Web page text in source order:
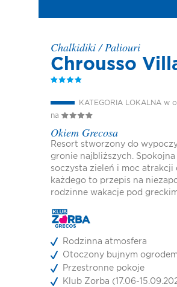
Chalkidiki/Paliouri
Chrousso
KATEGORIA LOKALNA w
na
Okiem Grecosa
Resort stworzony do
gronie najbliższych. Spokojna
soczysta zieleń i moc atrakcji
każdego to przepis na
rodzinne wakacje pod
Rodzinna atmosfera
Otoczony bujnym
Przestronne pokoje
Klub Zorba (17.06-